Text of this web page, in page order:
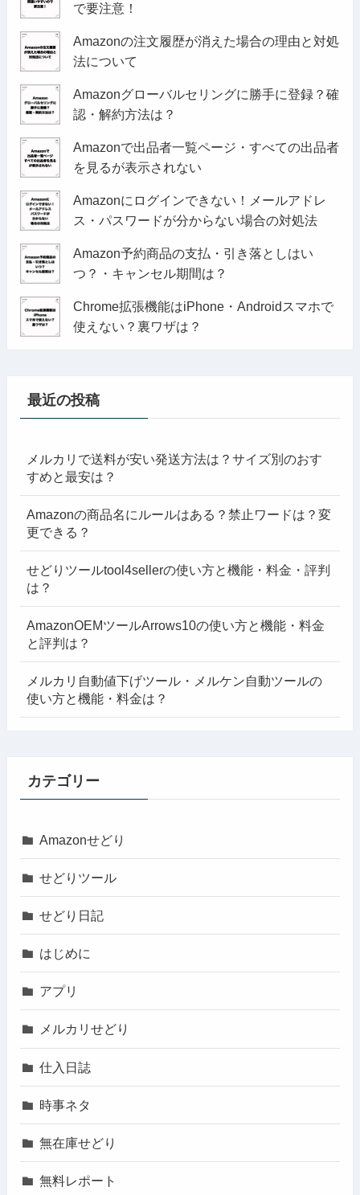
で要注意！
Amazonの注文履歴が消えた場合の理由と対処
法について
Amazonグローバルセリングに勝手に登録？確
認・解約方法は？
Amazonで出品者一覧ページ・すべての出品者
を見るが表示されない
Amazonにログインできない！メールアドレ
ス・パスワードが分からない場合の対処法
Amazon予約商品の支払・引き落としはい
つ？・キャンセル期間は？
Chrome拡張機能はiPhone・Androidスマホで
使えない？裏ワザは？
最近の投稿
メルカリで送料が安い発送方法は？サイズ別のおす
すめと最安は？
Amazonの商品名にルールはある？禁止ワードは？変
更できる？
せどりツールtool4sellerの使い方と機能・料金・評判
は？
AmazonOEMツールArrows10の使い方と機能・料金
と評判は？
メルカリ自動値下げツール・メルケン自動ツールの
使い方と機能・料金は？
カテゴリー
Amazonせどり
せどりツール
せどり日記
はじめに
アプリ
メルカリせどり
仕入日誌
時事ネタ
無在庫せどり
無料レポート